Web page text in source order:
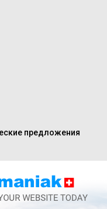
предложения